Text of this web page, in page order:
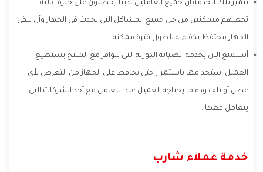
تتميز تلك الخدمة أن جميع العاملين لدينا يحصلون على خبرة عالية
تجعلهم متمكنين من حل جميع المشاكل التى تحدث فى الجهاز وأن يبقى
الجهاز محتفظ بكفاءته لأطول فترة ممكنه .
أستمتع الان بخدمة الصيانة الدورية التى تتوافر مع المنتج يستطيع
العميل استخدامها باستمرار حتى يحافظ على الجهاز من التعرض لأى
عطل أو تلف وده ما يحتاجه العميل عند التعامل مع أحد الشركات التى
يتعامل معها .
خدمة عملاء شارب